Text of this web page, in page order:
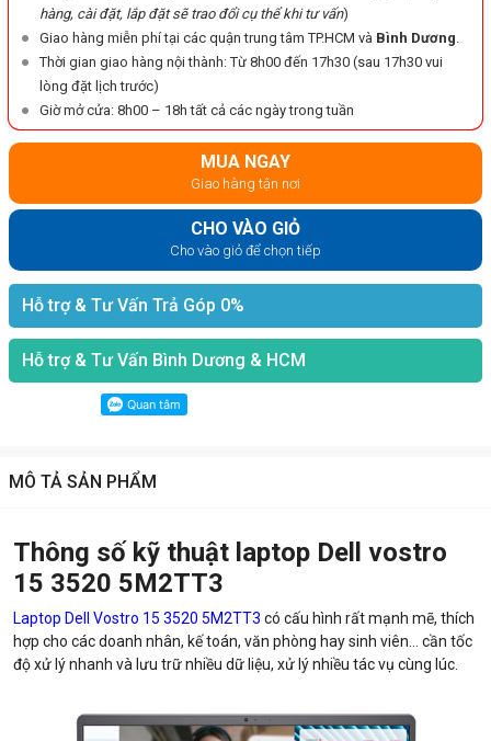
hàng, cài đặt, lắp đặt sẽ trao đổi cụ thể khi tư vấn)
Giao hàng miễn phí tại các quận trung tâm TP.HCM và Bình Dương.
Thời gian giao hàng nội thành: Từ 8h00 đến 17h30 (sau 17h30 vui
lòng đặt lịch trước)
Giờ mở cửa: 8h00 – 18h tất cả các ngày trong tuần
MUA NGAY
Giao hàng tận nơi
CHO VÀO GIỎ
Cho vào giỏ để chọn tiếp
Hỗ trợ & Tư Vấn Trả Góp 0%
Hỗ trợ & Tư Vấn Bình Dương & HCM
MÔ TẢ SẢN PHẨM
Thông số kỹ thuật laptop Dell vostro
15 3520 5M2TT3
Laptop Dell Vostro 15 3520 5M2TT3 có cấu hình rất mạnh mẽ, thích
hợp cho các doanh nhân, kế toán, văn phòng hay sinh viên... cần tốc
độ xử lý nhanh và lưu trữ nhiều dữ liệu, xử lý nhiều tác vụ cùng lúc.